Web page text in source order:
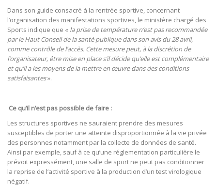
Dans son guide consacré à la rentrée sportive, concernant
l’organisation des manifestations sportives, le ministère chargé des
Sports indique que « la prise de température n’est pas recommandée
par le Haut Conseil de la santé publique dans son avis du 28 avril,
comme contrôle de l’accès. Cette mesure peut, à la discrétion de
l’organisateur, être mise en place s’il décide qu’elle est complémentaire
et qu’il a les moyens de la mettre en œuvre dans des conditions
satisfaisantes».
Ce qu’il n’est pas possible de faire :
Les structures sportives ne sauraient prendre des mesures
susceptibles de porter une atteinte disproportionnée à la vie privée
des personnes notamment par la collecte de données de santé.
Ainsi par exemple, sauf à ce qu’une réglementation particulière le
prévoit expressément, une salle de sport ne peut pas conditionner
la reprise de l’activité sportive à la production d’un test virologique
négatif.